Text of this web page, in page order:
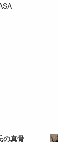
の真骨